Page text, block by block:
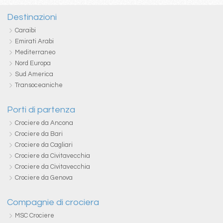
Destinazioni
Caraibi
Emirati Arabi
Mediterraneo
Nord Europa
Sud America
Transoceaniche
Porti di partenza
Crociere da Ancona
Crociere da Bari
Crociere da Cagliari
Crociere da Civitavecchia
Crociere da Civitavecchia
Crociere da Genova
Compagnie di crociera
MSC Crociere